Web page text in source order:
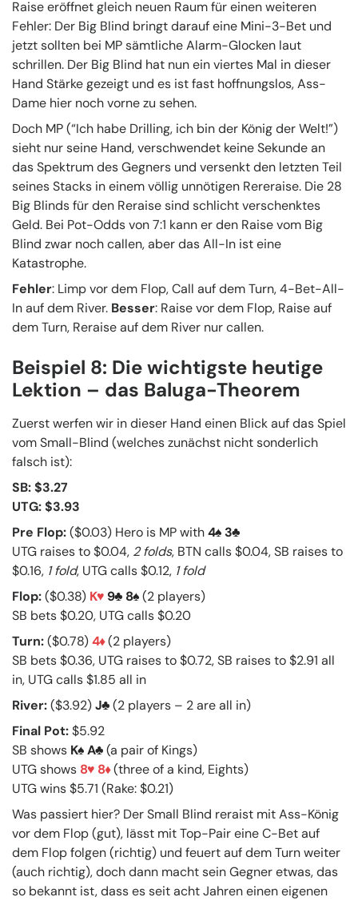
Raise eröffnet gleich neuen Raum für einen weiteren
Fehler: Der Big Blind bringt darauf eine Mini-3-Bet und
jetzt sollten bei MP sämtliche Alarm-Glocken laut
schrillen. Der Big Blind hat nun ein viertes Mal in dieser
Hand Stärke gezeigt und es ist fast hoffnungslos, Ass-
Dame hier noch vorne zu sehen.
Doch MP (“Ich habe Drilling, ich bin der König der Welt!”)
sieht nur seine Hand, verschwendet keine Sekunde an
das Spektrum des Gegners und versenkt den letzten Teil
seines Stacks in einem völlig unnötigen Rereraise. Die 28
Big Blinds für den Reraise sind schlicht verschenktes
Geld. Bei Pot-Odds von 7:1 kann er den Raise vom Big
Blind zwar noch callen, aber das All-In ist eine
Katastrophe.
Fehler: Limp vor dem Flop, Call auf dem Turn, 4-Bet-All-
In auf dem River. Besser: Raise vor dem Flop, Raise auf
dem Turn, Reraise auf dem River nur callen.
Beispiel 8: Die wichtigste heutige
Lektion – das Baluga-Theorem
Zuerst werfen wir in dieser Hand einen Blick auf das Spiel
vom Small-Blind (welches zunächst nicht sonderlich
falsch ist):
SB: $3.27
UTG: $3.93
Pre Flop:($0.03) Hero is MP with4
3
UTG raises to $0.04, 2 folds, BTN calls $0.04, SB raises to
$0.16, 1 fold, UTG calls $0.12, 1 fold
Flop:($0.38) K 9 8 (2 players)
SB bets $0.20, UTG calls $0.20
Turn:($0.78)4 (2 players)
SB bets $0.36, UTG raises to $0.72, SB raises to $2.91 all
in, UTG calls $1.85 all in
River:($3.92)J
(2 players – 2 are all in)
Final Pot:$5.92
SB shows K A
(a pair of Kings)
UTG shows 8 8 (three of a kind, Eights)
UTG wins $5.71 (Rake: $0.21)
Was passiert hier? Der Small Blind reraist mit Ass-König
vor dem Flop (gut), lässt mit Top-Pair eine C-Bet auf
dem Flop folgen (richtig) und feuert auf dem Turn weiter
(auch richtig), doch dann macht sein Gegner etwas, das
so bekannt ist, dass es seit acht Jahren einen eigenen